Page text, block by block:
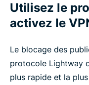
Utilisez le
activez le
Le blocage des
protocole Lightway
plus rapide et la